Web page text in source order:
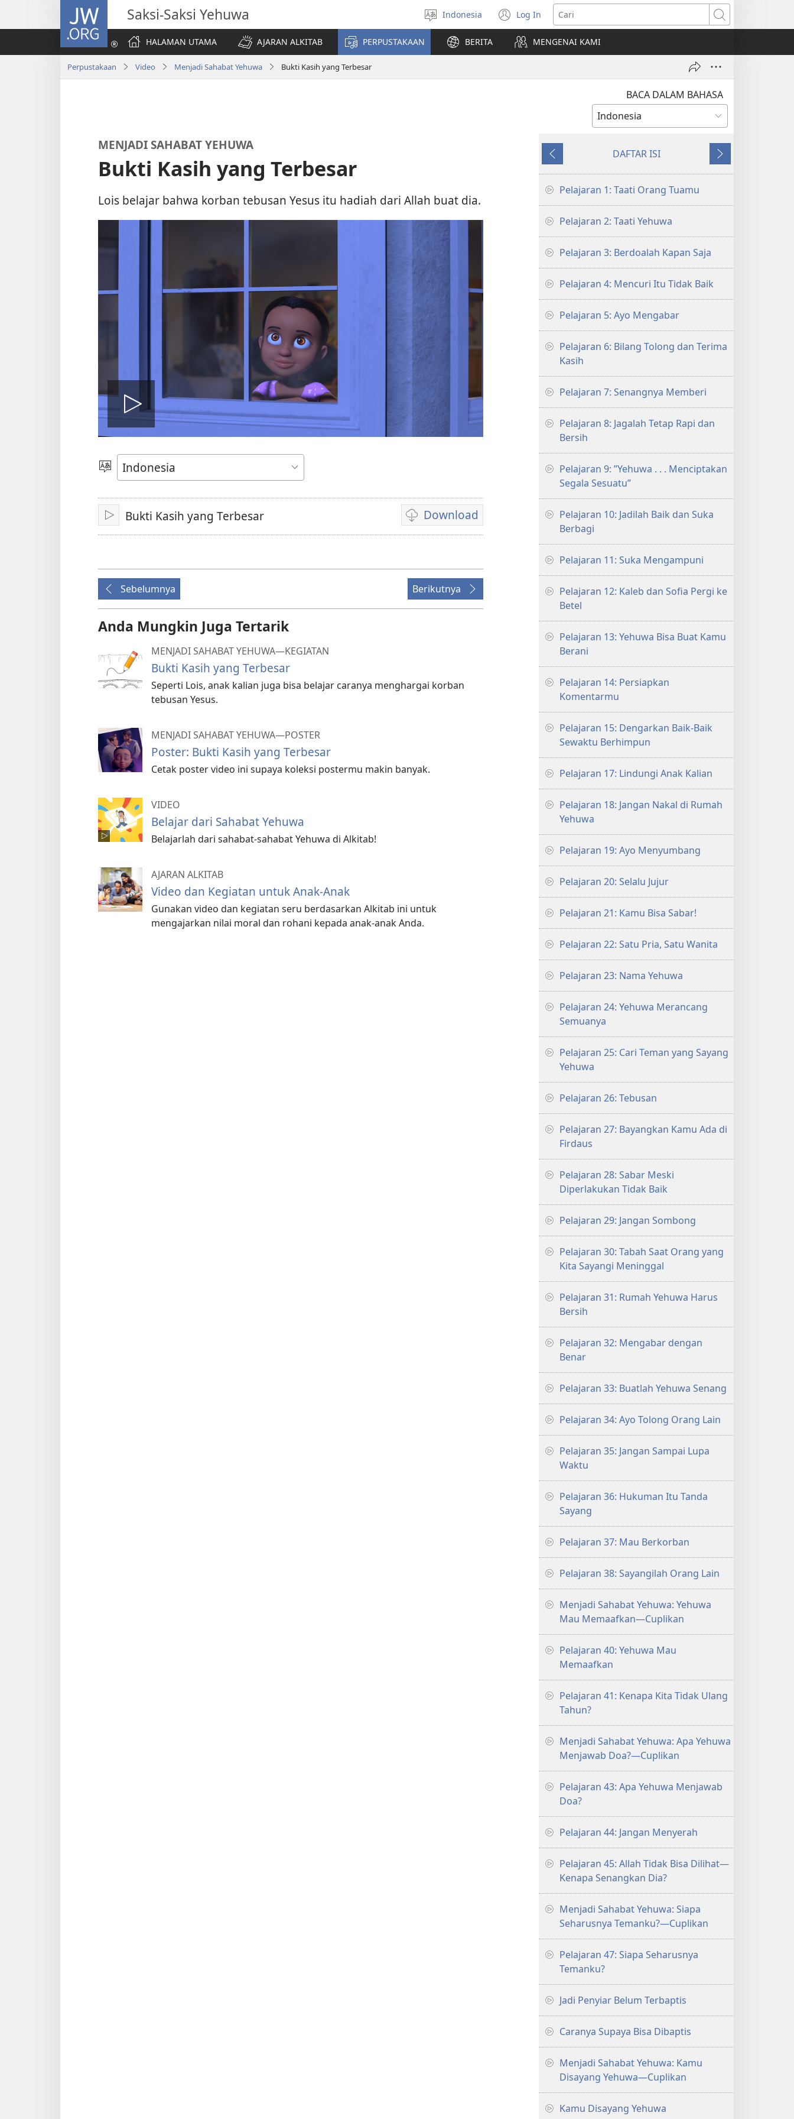
JW.ORG Saksi-Saksi Yehuwa
Pilih
bahasa
Indonesia Log In
(terbuka
di
window
baru)
Cari
HALAMAN UTAMA
AJARAN ALKITAB PERPUSTAKAAN BERITA MENGENAI KAMI
Perpustakaan Video Menjadi Sahabat Yehuwa Bukti Kasih yang Terbesar
BACA DALAM BAHASA
MENJADI SAHABAT YEHUWA
Bukti Kasih yang Terbesar
Lois belajar bahwa korban tebusan Yesus itu hadiah dari Allah buat dia.
Putar
video
Pilih
Bahasa
Mainkan
Bukti Kasih yang Terbesar Download
Pilihan
download
Sebelumnya Berikutnya
Anda Mungkin Juga Tertarik
MENJADI SAHABAT YEHUWA—KEGIATAN
Bukti Kasih yang Terbesar
Seperti Lois, anak kalian juga bisa belajar caranya menghargai korban
tebusan Yesus.
MENJADI SAHABAT YEHUWA​—POSTER
Poster: Bukti Kasih yang Terbesar
Cetak poster video ini supaya koleksi postermu makin banyak.
VIDEO
Belajar dari Sahabat Yehuwa
Belajarlah dari sahabat-sahabat Yehuwa di Alkitab!
AJARAN ALKITAB
Video dan Kegiatan untuk Anak-Anak
Gunakan video dan kegiatan seru berdasarkan Alkitab ini untuk
mengajarkan nilai moral dan rohani kepada anak-anak Anda.
Sebelumnya
DAFTAR ISI
Berikutnya
Pelajaran 1: Taati Orang Tuamu
Pelajaran 2: Taati Yehuwa
Pelajaran 3: Berdoalah Kapan Saja
Pelajaran 4: Mencuri Itu Tidak Baik
Pelajaran 5: Ayo Mengabar
Pelajaran 6: Bilang Tolong dan Terima
Kasih
Pelajaran 7: Senangnya Memberi
Pelajaran 8: Jagalah Tetap Rapi dan
Bersih
Pelajaran 9: ”Yehuwa . . . Menciptakan
Segala Sesuatu”
Pelajaran 10: Jadilah Baik dan Suka
Berbagi
Pelajaran 11: Suka Mengampuni
Pelajaran 12: Kaleb dan Sofia Pergi ke
Betel
Pelajaran 13: Yehuwa Bisa Buat Kamu
Berani
Pelajaran 14: Persiapkan
Komentarmu
Pelajaran 15: Dengarkan Baik-Baik
Sewaktu Berhimpun
Pelajaran 17: Lindungi Anak Kalian
Pelajaran 18: Jangan Nakal di Rumah
Yehuwa
Pelajaran 19: Ayo Menyumbang
Pelajaran 20: Selalu Jujur
Pelajaran 21: Kamu Bisa Sabar!
Pelajaran 22: Satu Pria, Satu Wanita
Pelajaran 23: Nama Yehuwa
Pelajaran 24: Yehuwa Merancang
Semuanya
Pelajaran 25: Cari Teman yang Sayang
Yehuwa
Pelajaran 26: Tebusan
Pelajaran 27: Bayangkan Kamu Ada di
Firdaus
Pelajaran 28: Sabar Meski
Diperlakukan Tidak Baik
Pelajaran 29: Jangan Sombong
Pelajaran 30: Tabah Saat Orang yang
Kita Sayangi Meninggal
Pelajaran 31: Rumah Yehuwa Harus
Bersih
Pelajaran 32: Mengabar dengan
Benar
Pelajaran 33: Buatlah Yehuwa Senang
Pelajaran 34: Ayo Tolong Orang Lain
Pelajaran 35: Jangan Sampai Lupa
Waktu
Pelajaran 36: Hukuman Itu Tanda
Sayang
Pelajaran 37: Mau Berkorban
Pelajaran 38: Sayangilah Orang Lain
Menjadi Sahabat Yehuwa: Yehuwa
Mau Memaafkan—Cuplikan
Pelajaran 40: Yehuwa Mau
Memaafkan
Pelajaran 41: Kenapa Kita Tidak Ulang
Tahun?
Menjadi Sahabat Yehuwa: Apa Yehuwa
Menjawab Doa?​—⁠Cuplikan
Pelajaran 43: Apa Yehuwa Menjawab
Doa?
Pelajaran 44: Jangan Menyerah
Pelajaran 45: Allah Tidak Bisa Dilihat—
Kenapa Senangkan Dia?
Menjadi Sahabat Yehuwa: Siapa
Seharusnya Temanku?​—Cuplikan
Pelajaran 47: Siapa Seharusnya
Temanku?
Jadi Penyiar Belum Terbaptis
Caranya Supaya Bisa Dibaptis
Menjadi Sahabat Yehuwa: Kamu
Disayang Yehuwa—Cuplikan
Kamu Disayang Yehuwa